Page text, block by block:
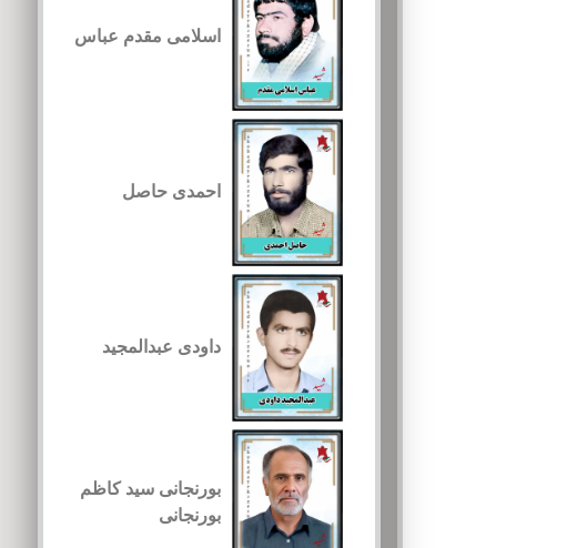
اسلامی مقدم عباس
احمدی حاصل
داودی عبدالمجید
بورنجانی سید کاظم
بورنجانی